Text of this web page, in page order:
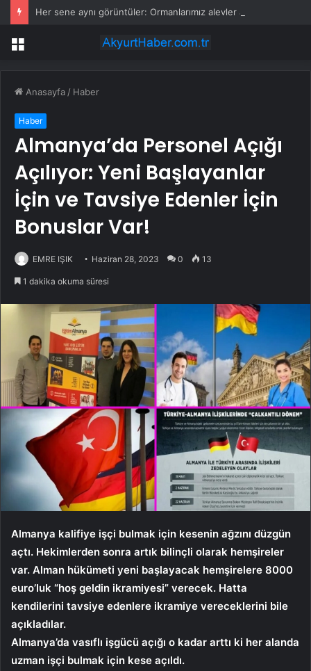
Menü
Anasayfa / Haber
Haber
Almanya’da Personel Açığı
Açılıyor: Yeni Başlayanlar
İçin ve Tavsiye Edenler İçin
Bonuslar Var!
EMRE IŞIK Haziran 28, 2023 0 13
1 dakika okuma süresi
Almanya kalifiye işçi bulmak için kesenin ağzını düzgün
açtı. Hekimlerden sonra artık bilinçli olarak hemşireler
var. Alman hükümeti yeni başlayacak hemşirelere 8000
euro’luk “hoş geldin ikramiyesi” verecek. Hatta
kendilerini tavsiye edenlere ikramiye vereceklerini bile
açıkladılar.
Almanya’da vasıflı işgücü açığı o kadar arttı ki her alanda
uzman işçi bulmak için kese açıldı.